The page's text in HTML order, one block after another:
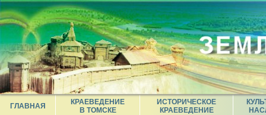
ГЛАВНАЯ
КРАЕВЕДЕНИЕ
В ТОМСКЕ
ИСТОРИЧЕСКОЕ
КРАЕВЕДЕНИЕ